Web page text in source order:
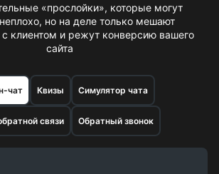
«прослойки», которые могут
но на деле только мешают
клиентом и режут конверсию вашего
сайта
чат Квизы Симулятор чата
связи Обратный звонок